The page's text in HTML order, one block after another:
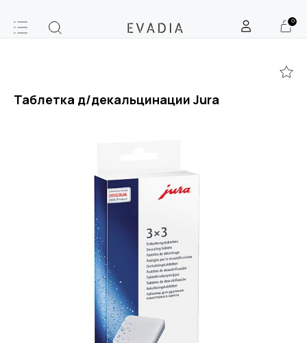
0
Таблетка д/декальцинации Jura